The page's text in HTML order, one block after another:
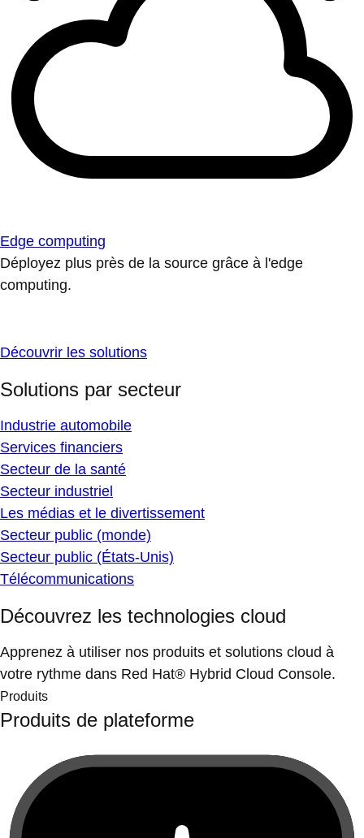
Edge computing
Déployez plus près de la source grâce à l'edge
computing.
Découvrir les solutions
Solutions par secteur
Industrie automobile
Services financiers
Secteur de la santé
Secteur industriel
Les médias et le divertissement
Secteur public (monde)
Secteur public (États-Unis)
Télécommunications
Découvrez les technologies cloud
Apprenez à utiliser nos produits et solutions cloud à
votre rythme dans Red Hat® Hybrid Cloud Console.
Produits
Produits de plateforme